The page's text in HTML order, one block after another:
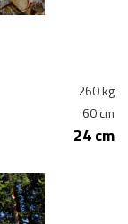
260 kg
60 cm
24 cm